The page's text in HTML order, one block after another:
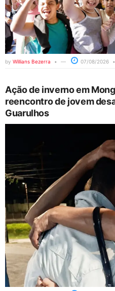
by Willians Bezerra 07/08/2026
Ação de inverno em
reencontro de jovem
Guarulhos